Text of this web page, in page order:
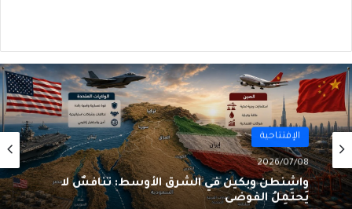
الإفتتاحية
2026/07/08
واشنطن وبكين في الشرق الأوسط: تنافُسٌ لا
يَحتَمِلُ الفوضى